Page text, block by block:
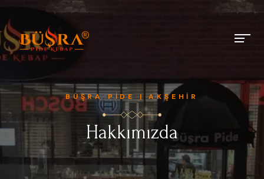
BÜŞRA PİDE | AKŞEHİR
Hakkımızda